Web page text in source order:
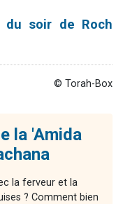
du soir de Roch
© Torah-Box
la 'Amida
la ferveur et la
? Comment bien